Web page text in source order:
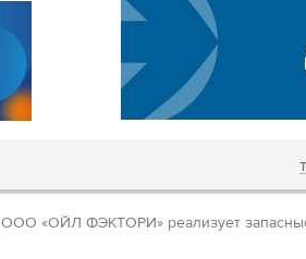
ООО «ОЙЛ ФЭКТОРИ» реализует